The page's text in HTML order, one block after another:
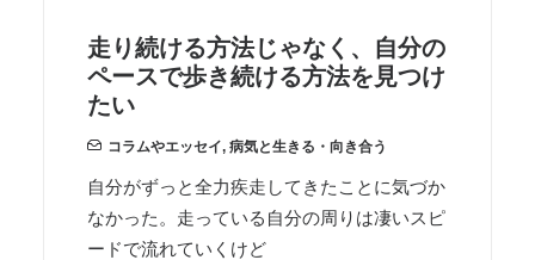
走り続ける方法じゃなく、自分の
ペースで歩き続ける方法を見つけ
たい
コラムやエッセイ, 病気と生きる・向き合う
自分がずっと全力疾走してきたことに気づか
なかった。走っている自分の周りは凄いスピ
ードで流れていくけど